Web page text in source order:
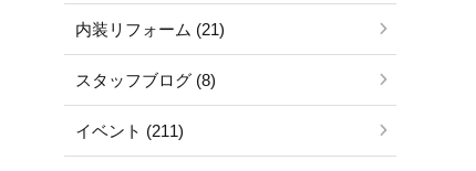
内装リフォーム (21)
スタッフブログ (8)
イベント (211)